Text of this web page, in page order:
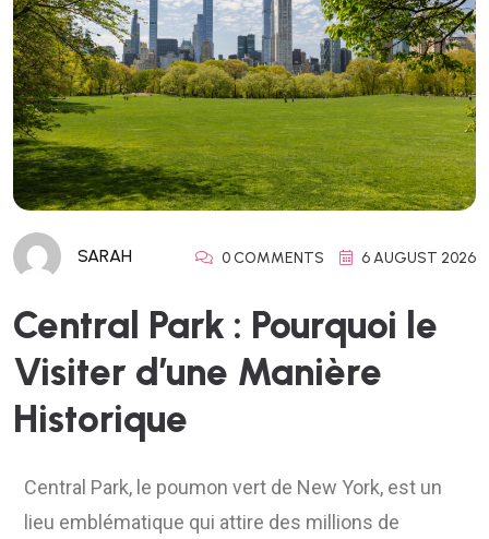
SARAH 0 COMMENTS 6 AUGUST 2026
Central Park : Pourquoi le
Visiter d’une Manière
Historique
Central Park, le poumon vert de New York, est un
lieu emblématique qui attire des millions de